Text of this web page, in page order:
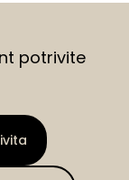
potrivite